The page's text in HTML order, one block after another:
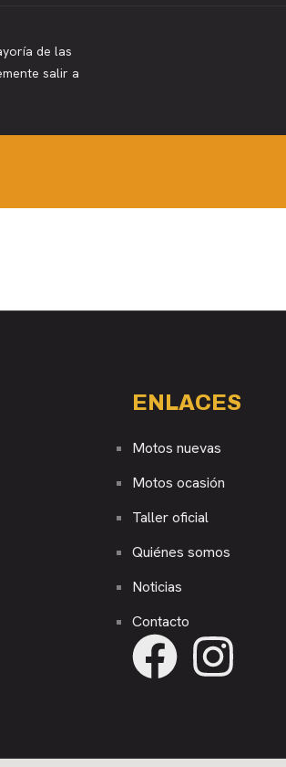
de las
salir a
ENLACES
Motos nuevas
Motos ocasión
Taller oficial
Quiénes somos
Noticias
Contacto